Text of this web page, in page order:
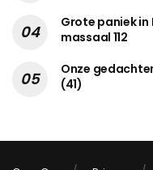
Grote paniek in
massaal 112
Onze
(41)